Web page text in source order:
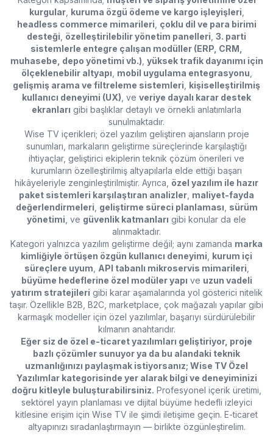
kurgular, kuruma özgü ödeme ve kargo işleyişleri
headless commerce mimarileri çoklu dil ve para birimi
desteği özelleştirilebilir yönetim panelleri 3. parti
sistemlerle entegre çalışan modüller (ERP, CRM,
muhasebe, depo yönetimi vb.) yüksek trafik dayanımı için
ölçeklenebilir altyapı mobil uygulama entegrasyonu
gelişmiş arama ve filtreleme sistemleri kişiselleştirilmiş
kullanıcı deneyimi (UX) , ve veriye dayalı karar destek
ekranları gibi başlıklar detaylı ve örnekli anlatımlarla
sunulmaktadır.
Wise TV içerikleri; özel yazılım geliştiren ajansların proje
sunumları, markaların geliştirme süreçlerinde karşılaştığı
ihtiyaçlar, geliştirici ekiplerin teknik çözüm önerileri ve
kurumların özelleştirilmiş altyapılarla elde ettiği başarı
hikâyeleriyle zenginleştirilmiştir. Ayrıca, özel yazılım ile hazır
paket sistemleri karşılaştıran analizler maliyet-fayda
değerlendirmeleri geliştirme süreci planlaması sürüm
yönetimi , ve güvenlik katmanları gibi konular da ele
alınmaktadır.
Kategori yalnızca yazılım geliştirme değil; aynı zamanda marka
kimliğiyle örtüşen özgün kullanıcı deneyimi kurum içi
süreçlere uyum API tabanlı mikroservis mimarileri
büyüme hedeflerine özel modüler yapı ve uzun vadeli
yatırım stratejileri gibi karar aşamalarında yol gösterici nitelik
taşır. Özellikle B2B, B2C, marketplace, çok mağazalı yapılar gibi
karmaşık modeller için özel yazılımlar, başarıyı sürdürülebilir
kılmanın anahtarıdır.
Eğer siz de özel e-ticaret yazılımları geliştiriyor, proje
bazlı çözümler sunuyor ya da bu alandaki teknik
uzmanlığınızı paylaşmak istiyorsanız; Wise TV Özel
Yazılımlar kategorisinde yer alarak bilgi ve deneyiminizi
doğru kitleyle buluşturabilirsiniz. Profesyonel içerik üretimi,
sektörel yayın planlaması ve dijital büyüme hedefli izleyici
kitlesine erişim için Wise TV ile şimdi iletişime geçin. E-ticaret
altyapınızı sıradanlaştırmayın — birlikte özgünleştirelim.